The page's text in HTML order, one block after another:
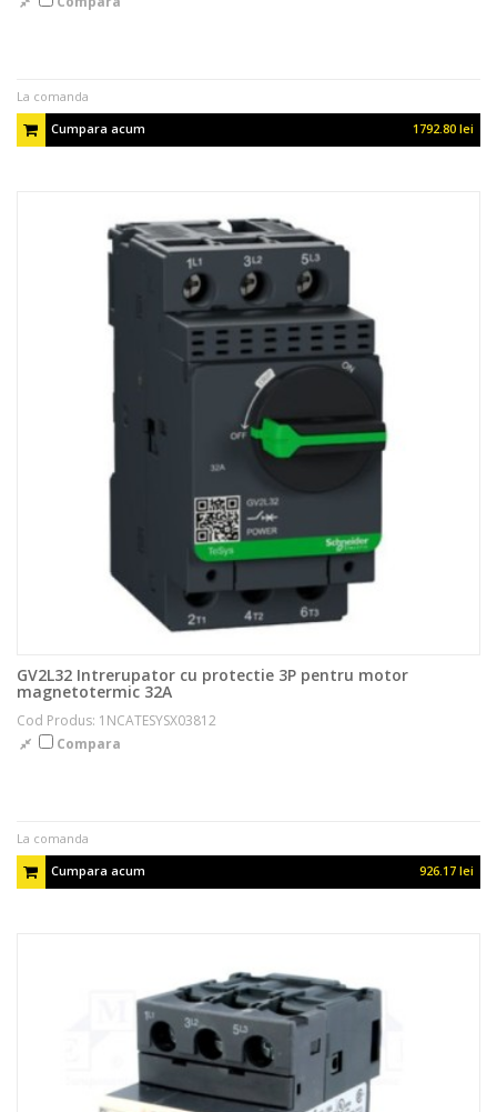
La comanda
Cumpara acum
1792.80 lei
GV2L32 Intrerupator cu protectie 3P pentru motor
magnetotermic 32A
Cod Produs: 1NCATESYSX03812
Compara
La comanda
Cumpara acum
926.17 lei